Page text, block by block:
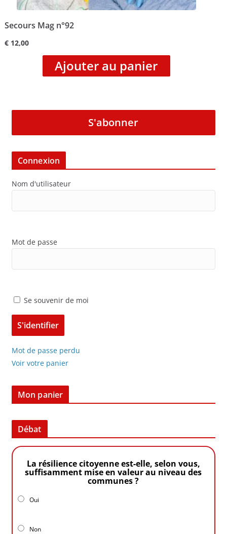
Secours Mag n°92
€12,00
Ajouter au panier
S'abonner
Connexion
Nom d'utilisateur
Mot de passe
Se souvenir de moi
Mot de passe perdu
Voir votre panier
Mon panier
Débat
La résilience citoyenne est-elle, selon vous,
suffisamment mise en valeur au niveau des
communes ?
Oui
Non